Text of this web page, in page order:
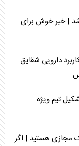
حقوق فروردین ۱۴۰۵ آغاز شد | خبر خوش برای
دارویی شقایق
تیم ویژه
مجازی هستید | اگر